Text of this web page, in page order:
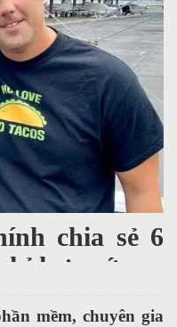
chia sẻ 6
hưu sớm
mềm, chuyên gia